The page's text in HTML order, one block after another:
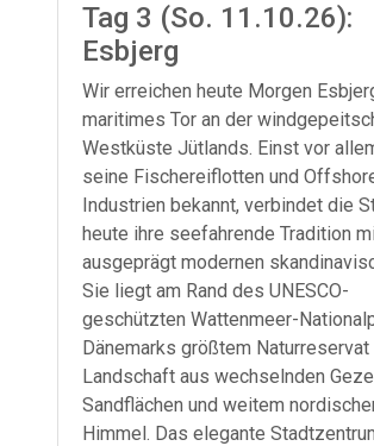
Tag 3 (So. 11.10.26):
Esbjerg
Wir erreichen heute Morgen
maritimes Tor an der
Westküste Jütlands. Einst vor
seine Fischereiflotten und
Industrien bekannt, verbindet die
heute ihre seefahrende Tradition
ausgeprägt modernen
Sie liegt am Rand des UNESCO-
geschützten Wattenmeer-
Dänemarks größtem
Landschaft aus wechselnden
Sandflächen und weitem
Himmel. Das elegante